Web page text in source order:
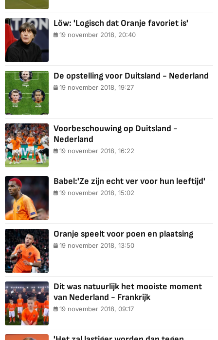
Löw: 'Logisch dat Oranje favoriet is'
19 november 2018, 20:40
De opstelling voor Duitsland - Nederland
19 november 2018, 19:27
Voorbeschouwing op Duitsland -
Nederland
19 november 2018, 16:22
Babel:'Ze zijn echt ver voor hun leeftijd'
19 november 2018, 15:02
Oranje speelt voor poen en plaatsing
19 november 2018, 13:50
Dit was natuurlijk het mooiste moment
van Nederland - Frankrijk
19 november 2018, 09:17